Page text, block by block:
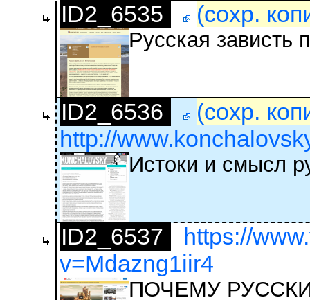
ID2_6535 (сохр.
Русская зависть
ID2_6536
(сохр.
http://
Истоки и смысл
ID2_6537
https://
v=Mdazng1iir4
ПОЧЕМУ